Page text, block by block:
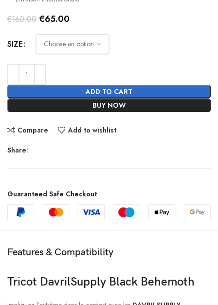
€160.00 Original
was:
€160.00.
€65.00
is:
€65.00.
SIZE
ADD TO CART
BUY NOW
Compare Add to wishlist
Share:
Guaranteed Safe Checkout
Features & Compatibility
Tricot DavrilSupply Black Behemoth